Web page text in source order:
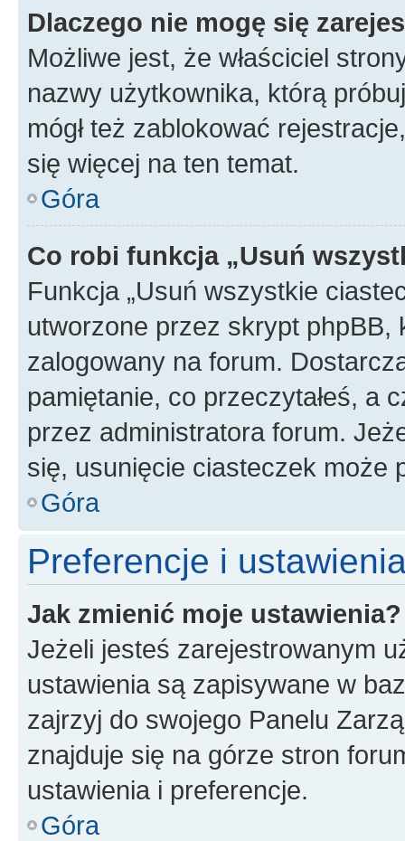
Dlaczego nie mogę się
Możliwe jest, że właściciel
nazwy użytkownika, którą
mógł też zablokować
się więcej na ten temat.
Góra
Co robi funkcja „Usuń
Funkcja „Usuń wszystkie
utworzone przez skrypt
zalogowany na forum.
pamiętanie, co przeczytałeś, a
przez administratora forum.
się, usunięcie ciasteczek może
Góra
Preferencje i
Jak zmienić moje ustawienia?
Jeżeli jesteś zarejestrowanym
ustawienia są zapisywane w
zajrzyj do swojego Panelu
znajduje się na górze stron
ustawienia i preferencje.
Góra